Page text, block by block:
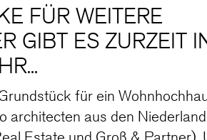
FÜR WEITERE
GIBT ES ZURZEIT
für ein
architecten aus den